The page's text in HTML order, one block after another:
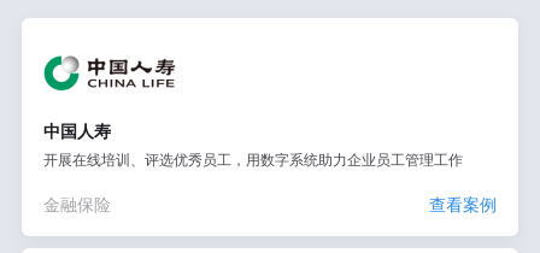
中国人寿
开展在线培训、评选优秀员工，用数字系统助力企业员工管理工作
金融保险 查看案例